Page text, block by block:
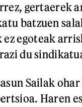
gertaerek
batzuen
egoteak
du
Sailak
Haren